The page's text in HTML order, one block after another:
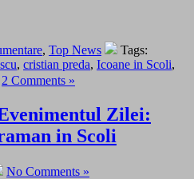
, Top News
Tags:
, cristian preda, Icoane in Scoli,
2 Comments »
Zilei:
in Scoli
No Comments »